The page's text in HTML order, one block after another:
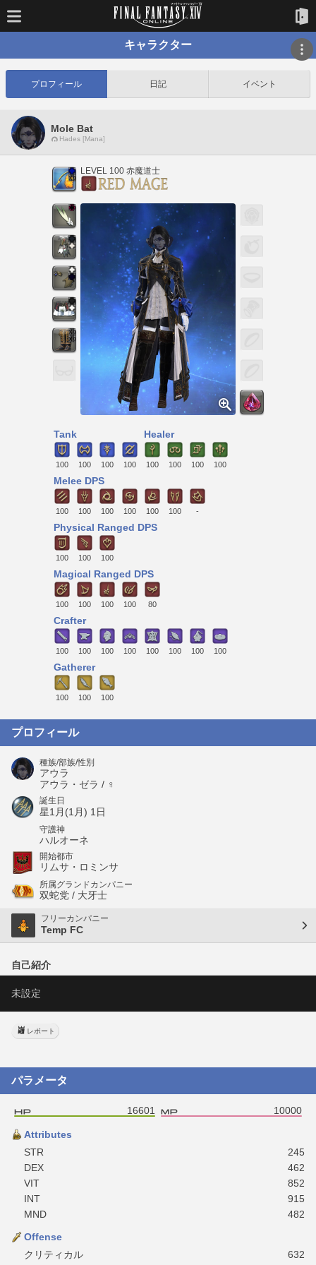
キャラクター
プロフィール 日記 イベント
Mole Bat
Hades [Mana]
LEVEL 100 赤魔道士
Tank
100 100 100 100
Healer
100 100 100 100
Melee DPS
100 100 100 100 100 100 -
Physical Ranged DPS
100 100 100
Magical Ranged DPS
100 100 100 100 80
Crafter
100 100 100 100 100 100 100 100
Gatherer
100 100 100
プロフィール
種族/部族/性別
アウラ
アウラ・ゼラ / ♀
誕生日
星1月(1月) 1日
守護神
ハルオーネ
開始都市
リムサ・ロミンサ
所属グランドカンパニー
双蛇党 / 大牙士
フリーカンパニー
Temp FC
自己紹介
未設定
レポート
パラメータ
16601 10000
Attributes
STR
245
DEX
462
VIT
852
INT
915
MND
482
Offense
クリティカル
632